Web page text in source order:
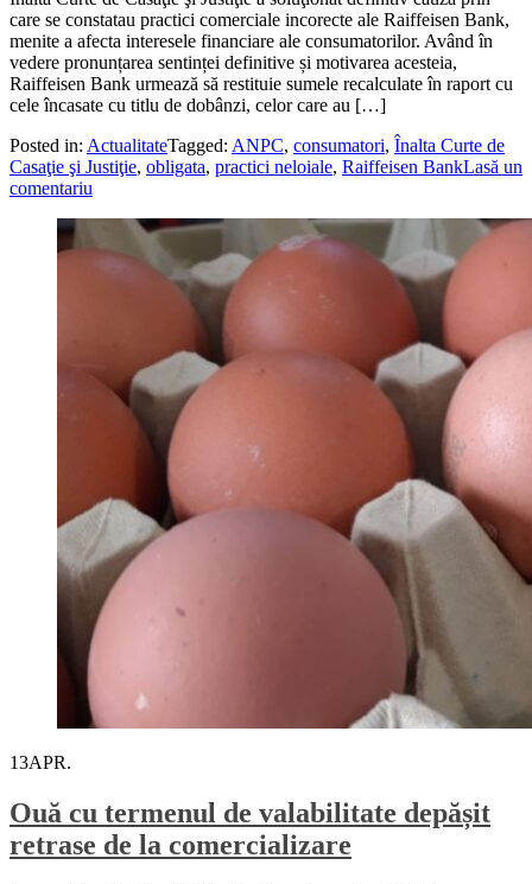
care se constatau practici comerciale incorecte ale Raiffeisen Bank,
menite a afecta interesele financiare ale consumatorilor. Având în
vedere pronunțarea sentinței definitive și motivarea acesteia,
Raiffeisen Bank urmează să restituie sumele recalculate în raport cu
cele încasate cu titlu de dobânzi, celor care au […]
Posted in: ActualitateTagged: ANPC, consumatori, Înalta Curte de
Casaţie şi Justiţie, obligata, practici neloiale, Raiffeisen BankLasă un
comentariu
13APR.
Ouă cu termenul de valabilitate depășit
retrase de la comercializare